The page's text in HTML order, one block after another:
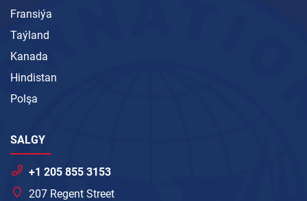
Fransiýa
Taýland
Kanada
Hindistan
Polşa
SALGY
+1 205 855 3153
207 Regent Street